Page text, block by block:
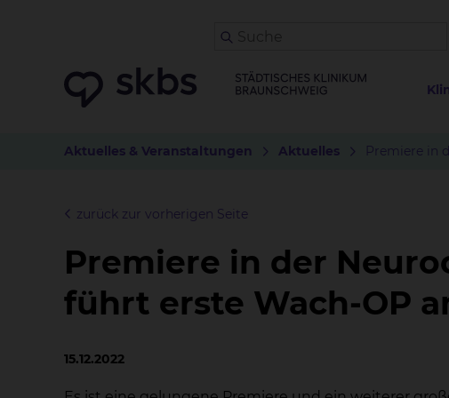
Aktuelles & Veranstaltungen Aktuelles Premiere in
zurück zur vorherigen Seite
Premiere in der
führt erste Wach-OP
15.12.2022